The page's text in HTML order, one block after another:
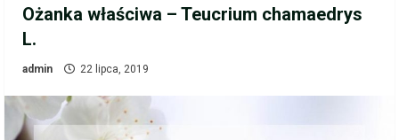
Ożanka właściwa – Teucrium chamaedrys
L.
admin 22 lipca, 2019